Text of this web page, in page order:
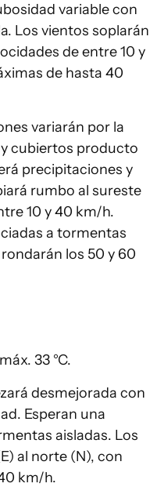
variable con
Los vientos soplarán
de entre 10 y
de hasta 40
variarán por la
cubiertos producto
precipitaciones y
rumbo al sureste
10 y 40 km/h.
a tormentas
los 50 y 60
33 °C.
desmejorada con
Esperan una
aisladas. Los
al norte (N), con
km/h.